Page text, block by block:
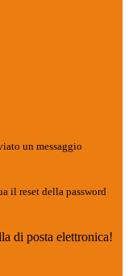
un messaggio
il reset della password
di posta elettronica!